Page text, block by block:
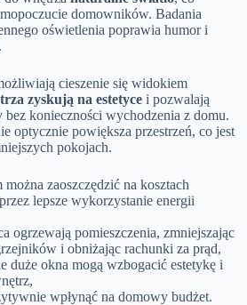
domowników. Badania
oświetlenia poprawia humor i
cieszenie się widokiem
zyskują na estetyce i pozwalają
konieczności wychodzenia z domu.
optycznie powiększa przestrzeń, co jest
pokojach.
zaoszczędzić na kosztach
lepsze wykorzystanie energii
ogrzewają pomieszczenia, zmniejszając
i obniżając rachunki za prąd,
duże okna mogą wzbogacić estetykę i
wpłynąć na domowy budżet.